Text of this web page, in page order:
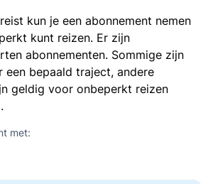
kun je een abonnement nemen
kunt reizen. Er zijn
abonnementen. Sommige zijn
een bepaald traject, andere
geldig voor onbeperkt reizen
met: